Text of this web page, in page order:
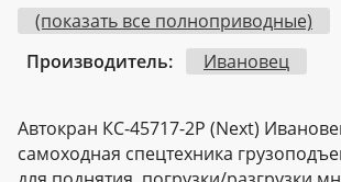
(показать все полноприводные)
Производитель:
Ивановец
Автокран КС-45717-2Р (Next)
самоходная спецтехника